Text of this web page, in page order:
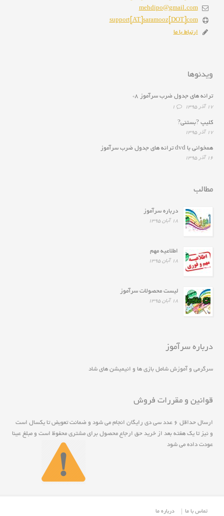
mehdipo@gmail.com
support[AT]saramooz[DOT]com
ارتباط با ما
ویدئوها
ترانه هاى جدول ضرب سرآموز ۸*
۱۷ آذر ۱۳۹۵ 1
کلیپ ?بستنی?
۱۷ آذر ۱۳۹۵
همخوانى با dvd ترانه هاى جدول ضرب سرآموز
۱۶ آذر ۱۳۹۵
مطالب
درباره سرآموز
۱۸ آبان ۱۳۹۵
اطلاعیه مهم
۱۸ آبان ۱۳۹۵
لیست محصولات سرآموز
۱۸ آبان ۱۳۹۵
درباره سرآموز
سرگرمی و آموزش شامل بازی ها و انیمیشن های شاد
قوانین و مقررات فروش
ارسال حداقل ۶ عدد سی دی رايگان انجام مي شود و ضمانت تعويض تا يکسال است
و نيز تا يک هفته بعد از خريد حق ارجاع محصول برای مشتری محفوظ است و مبلغ عينا
عودت داده می شود
درباره ما تماس با ما